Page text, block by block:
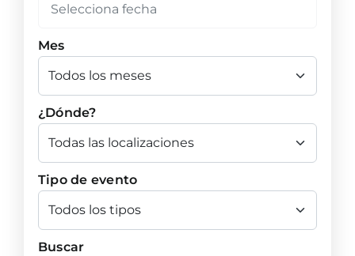
Mes
¿Dónde?
Tipo de evento
Buscar